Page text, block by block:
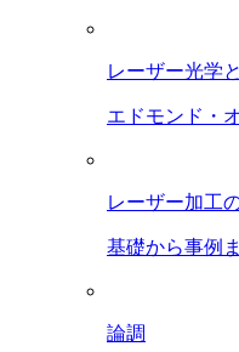
レーザー光学
エドモンド・
レーザー加工
基礎から事例
論調